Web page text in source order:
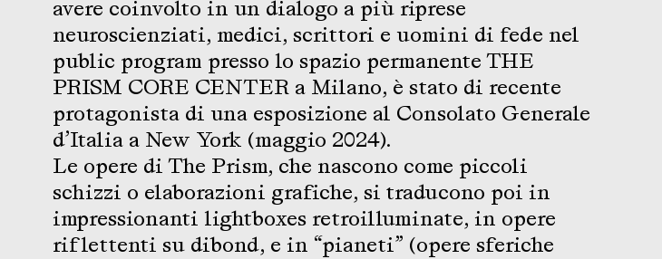
avere coinvolto in un dialogo a più riprese
neuroscienziati, medici, scrittori e uomini di fede nel
public program presso lo spazio permanente THE
PRISM CORE CENTER a Milano, è stato di recente
protagonista di una esposizione al Consolato Generale
d’Italia a New York (maggio 2024).
Le opere di The Prism, che nascono come piccoli
schizzi o elaborazioni grafiche, si traducono poi in
impressionanti lightboxes retroilluminate, in opere
riflettenti su dibond, e in “pianeti” (opere sferiche